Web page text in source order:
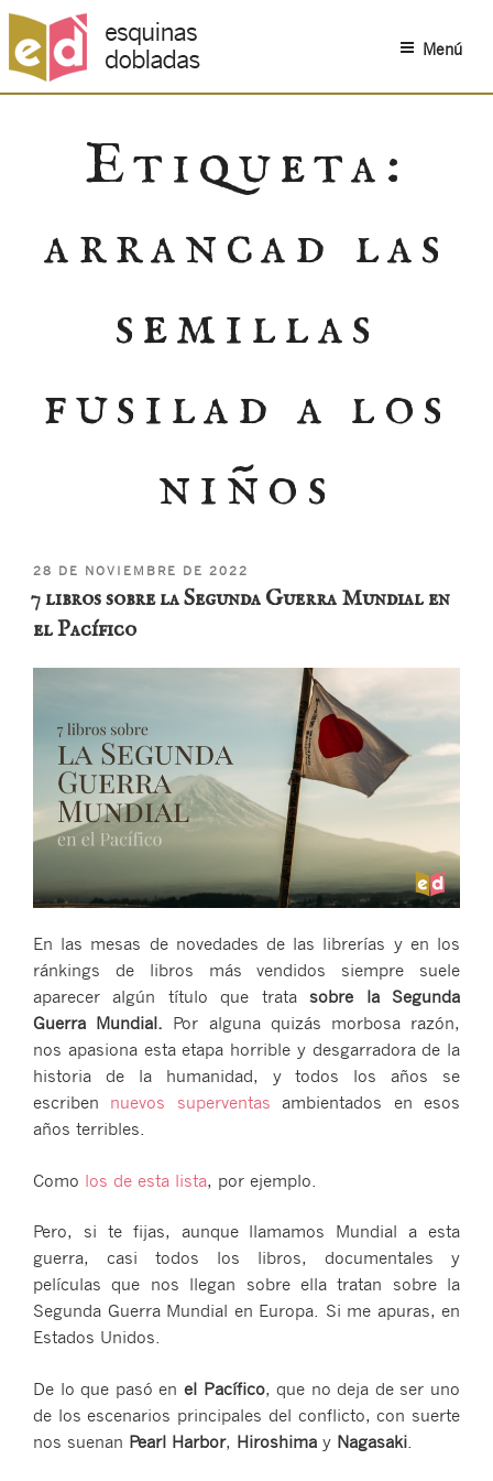
Menú
Etiqueta:
arrancad las
semillas
fusilad a los
niños
PUBLICADO
EL
28 DE NOVIEMBRE DE 2022
7 libros sobre la Segunda Guerra Mundial en
el Pacífico
En las mesas de novedades de las librerías y en los
ránkings de libros más vendidos siempre suele
aparecer algún título que tratasobre la Segunda
Guerra Mundial. Por alguna quizás morbosa razón,
nos apasiona esta etapa horrible y desgarradora de la
historia de la humanidad, y todos los años se
escriben nuevos superventas ambientados en esos
años terribles.
Como los de esta lista, por ejemplo.
Pero, si te fijas, aunque llamamos Mundial a esta
guerra, casi todos los libros, documentales y
películas que nos llegan sobre ella tratan sobre la
Segunda Guerra Mundial en Europa. Si me apuras, en
Estados Unidos.
De lo que pasó en el Pacífico, que no deja de ser uno
de los escenarios principales del conflicto, con suerte
nos suenan Pearl Harbor, Hiroshima y Nagasaki